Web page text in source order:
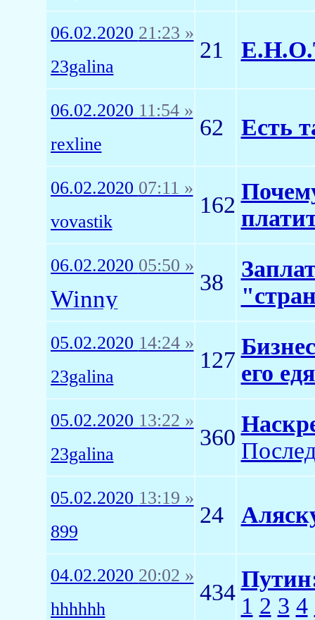
06.02.2020 21:23 »
23galina
21
06.02.2020 11:54 »
rexline
62 Есть
06.02.2020 07:11 »
vovastik
162
06.02.2020 05:50 »
Winny
38
05.02.2020 14:24 »
23galina
127
его
05.02.2020 13:22 »
23galina
360
05.02.2020 13:19 »
899
24
04.02.2020 20:02 »
hhhhhh
434
1 2 3 4